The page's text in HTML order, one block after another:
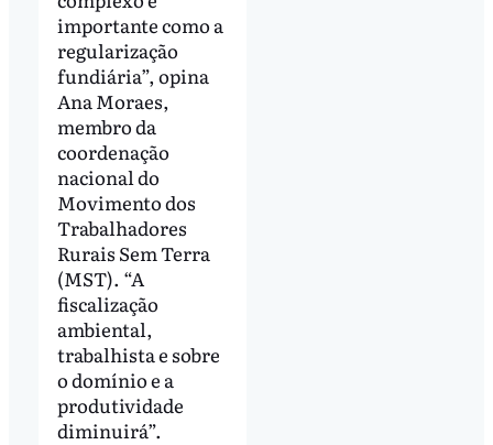
importante como a
regularização
fundiária”, opina
Ana Moraes,
membro da
coordenação
nacional do
Movimento dos
Trabalhadores
Rurais Sem Terra
(MST). “A
fiscalização
ambiental,
trabalhista e sobre
o domínio e a
produtividade
diminuirá”.